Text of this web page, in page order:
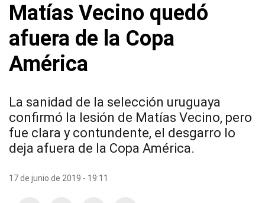
Matías Vecino quedó
afuera de la Copa
América
La sanidad de la selección uruguaya
confirmó la lesión de Matías Vecino, pero
fue clara y contundente, el desgarro lo
deja afuera de la Copa América.
17 de junio de 2019 - 19:11